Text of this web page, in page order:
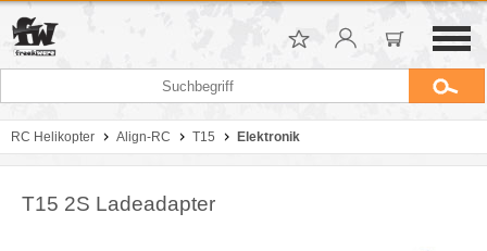
RC Helikopter Align-RC T15 Elektronik
T15 2S Ladeadapter